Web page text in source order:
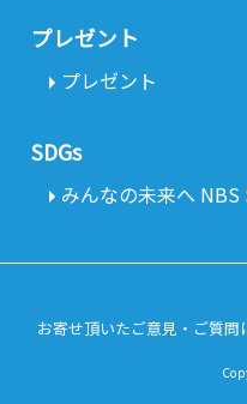
プレゼント
プレゼント
SDGs
みんなの未来へ NBS
お寄せ頂いたご意見・ご質問